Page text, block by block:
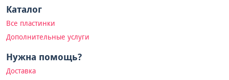
Каталог
Все пластинки
Дополнительные услуги
Нужна помощь?
Доставка